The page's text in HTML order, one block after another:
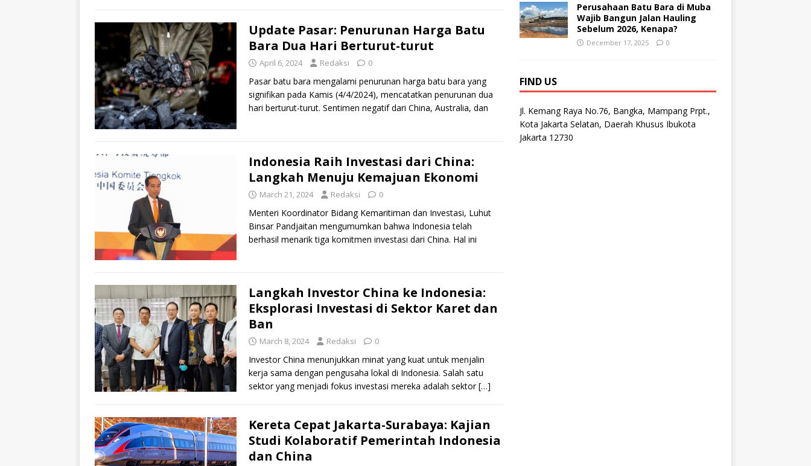
Update Pasar: Penurunan Harga Batu
Bara Dua Hari Berturut-turut
April 6, 2024 Redaksi 0
Pasar batu bara mengalami penurunan harga batu bara yang
signifikan pada Kamis (4/4/2024), mencatatkan penurunan dua
hari berturut-turut. Sentimen negatif dari China, Australia, dan
Indonesia Raih Investasi dari China:
Langkah Menuju Kemajuan Ekonomi
March 21, 2024 Redaksi 0
Menteri Koordinator Bidang Kemaritiman dan Investasi, Luhut
Binsar Pandjaitan mengumumkan bahwa Indonesia telah
berhasil menarik tiga komitmen investasi dari China. Hal ini
Langkah Investor China ke Indonesia:
Eksplorasi Investasi di Sektor Karet dan
Ban
March 8, 2024 Redaksi 0
Investor China menunjukkan minat yang kuat untuk menjalin
kerja sama dengan pengusaha lokal di Indonesia. Salah satu
sektor yang menjadi fokus investasi mereka adalah sektor[…]
Kereta Cepat Jakarta-Surabaya: Kajian
Studi Kolaboratif Pemerintah Indonesia
dan China
Perusahaan Batu Bara di Muba
Wajib Bangun Jalan Hauling
Sebelum 2026, Kenapa?
December 17, 2025 0
FIND US
Jl. Kemang Raya No.76, Bangka, Mampang Prpt.,
Kota Jakarta Selatan, Daerah Khusus Ibukota
Jakarta 12730